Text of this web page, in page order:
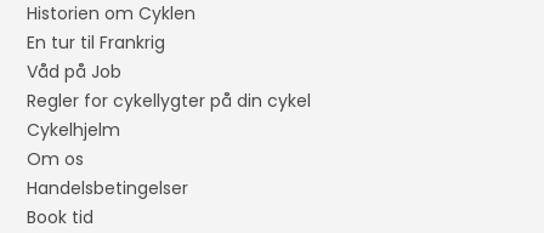
Historien om Cyklen
En tur til Frankrig
Våd på Job
Regler for cykellygter på din cykel
Cykelhjelm
Om os
Handelsbetingelser
Book tid